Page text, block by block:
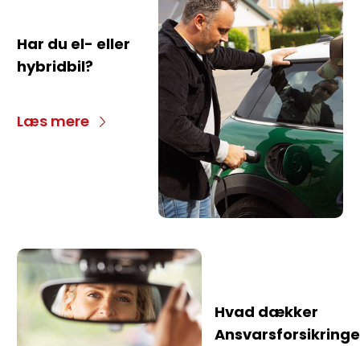
Har du el- eller
hybridbil?
Læs mere
Hvad dækker